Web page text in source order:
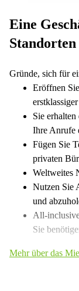
Eine
Standorten
Gründe, sich für
Eröffnen
Sie
Ihre Anrufe
Fügen Sie
privaten
Weltweites
Nutzen Sie
und
All-
Sie
Mehr über das